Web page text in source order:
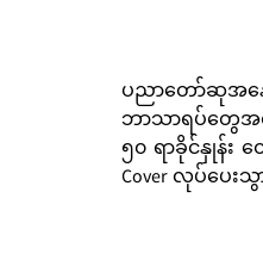
ပညာတော်ဆုအန
ဘာသာရပ်တွေအ
၅၀ ရာခိုင်နှုန်း ထ
Cover လုပ်ပေးသွ